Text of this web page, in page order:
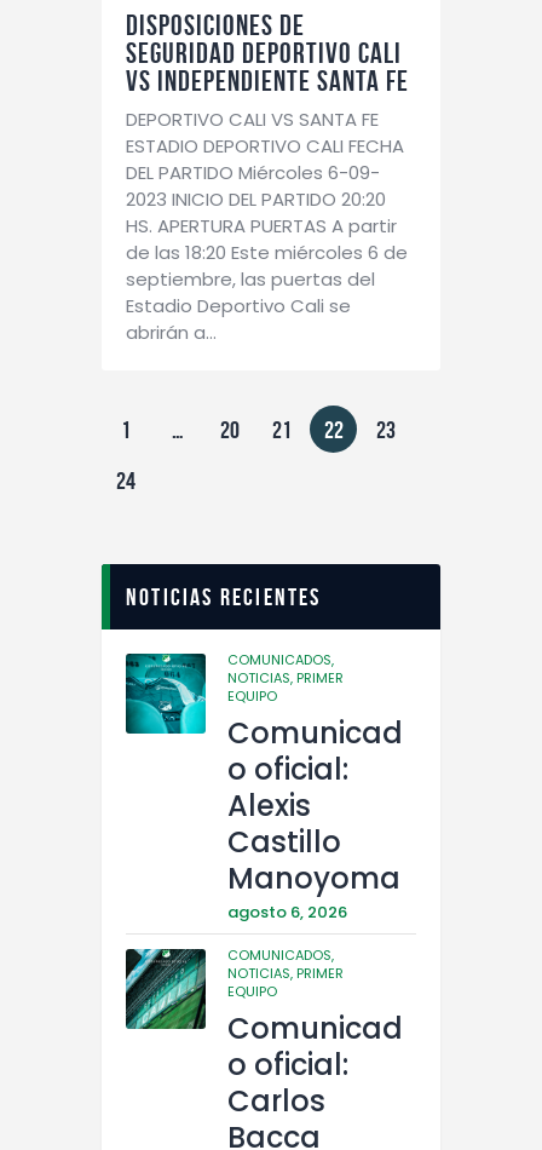
DISPOSICIONES DE
SEGURIDAD DEPORTIVO CALI
VS INDEPENDIENTE SANTA FE
DEPORTIVO CALI VS SANTA FE
ESTADIO DEPORTIVO CALI FECHA
DEL PARTIDO Miércoles 6-09-
2023 INICIO DEL PARTIDO 20:20
HS. APERTURA PUERTAS A partir
de las 18:20 Este miércoles 6 de
septiembre, las puertas del
Estadio Deportivo Cali se
abrirán a…
1 … 20 21 22
23
24
Noticias recientes
COMUNICADOS,
NOTICIAS,PRIMER
EQUIPO
Comunicad
o oficial:
Alexis
Castillo
Manoyoma
agosto 6, 2026
COMUNICADOS,
NOTICIAS,PRIMER
EQUIPO
Comunicad
o oficial:
Carlos
Bacca